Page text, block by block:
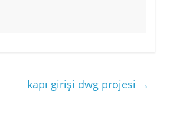
kapı girişi dwg projesi →